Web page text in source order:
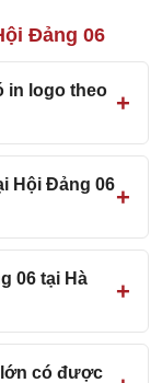
Đảng 06
in logo theo
Hội Đảng 06
06 tại Hà
có được